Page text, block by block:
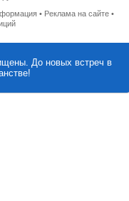
• Реклама на сайте •
До новых встреч в